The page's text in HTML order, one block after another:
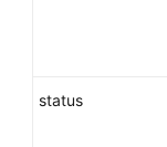
文
status